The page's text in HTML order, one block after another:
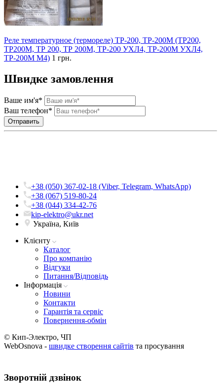
Реле температурное (термореле) ТР-200, ТР-200М (ТР200,
ТР200М, ТР 200, ТР 200М, ТР-200 УХЛ4, ТР-200М УХЛ4,
ТР-200М М4) 1 грн.
Швидке замовлення
Ваше им'я*
Ваш телефон*
+38 (050) 367-02-18 (Viber, Telegram, WhatsApp)
+38 (067) 519-80-24
+38 (044) 334-42-76
kip-elektro@ukr.net
Україна, Київ
Клієнту
Каталог
Про компанію
Вiдгуки
Питання/Відповідь
Iнформацiя
Новини
Контакти
Гарантія та сервіс
Повернення-обмін
© Кип-Электро, ЧП
WebOsnova - швидке створення сайтів та просування
Зворотнiй дзвiнок